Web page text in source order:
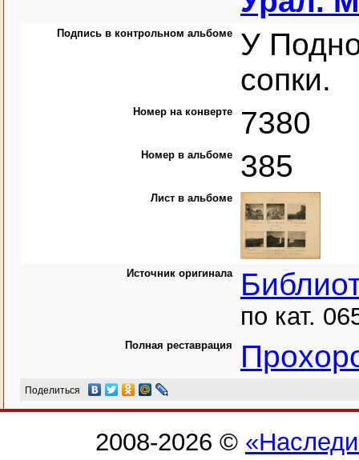
Подпись в контрольном альбоме
У
сопки.
Номер на конверте 7380
Номер в альбоме 385
Лист в альбоме
Источник оригинала
по кат.
Полная реставрация
Поделиться
2008-2026 ©